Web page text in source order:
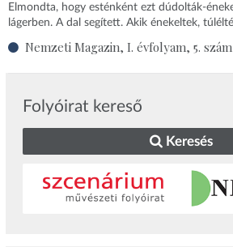
Elmondta, hogy esténként ezt dúdolták-
lágerben. A dal segített. Akik énekeltek,
Nemzeti Magazin, I. évfolyam, 5. szám
Folyóirat kereső
Keresés